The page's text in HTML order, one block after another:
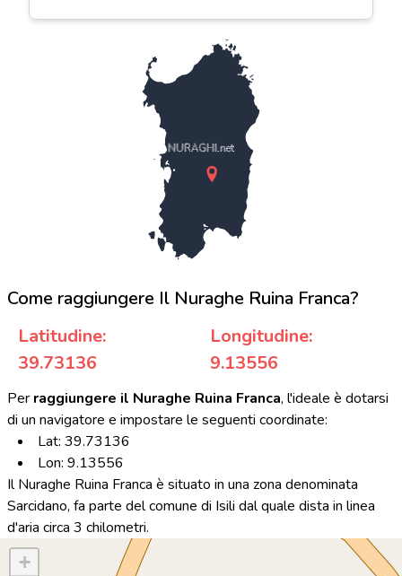
NURAGHI.net
Come raggiungere Il Nuraghe Ruina Franca?
Latitudine:
39.73136
Longitudine:
9.13556
Per raggiungere il Nuraghe Ruina Franca, l'ideale è dotarsi
di un navigatore e impostare le seguenti coordinate:
Lat: 39.73136
Lon: 9.13556
Il Nuraghe Ruina Franca è situato in una zona denominata
Sarcidano, fa parte del comune di Isili dal quale dista in linea
d'aria circa 3 chilometri.
+